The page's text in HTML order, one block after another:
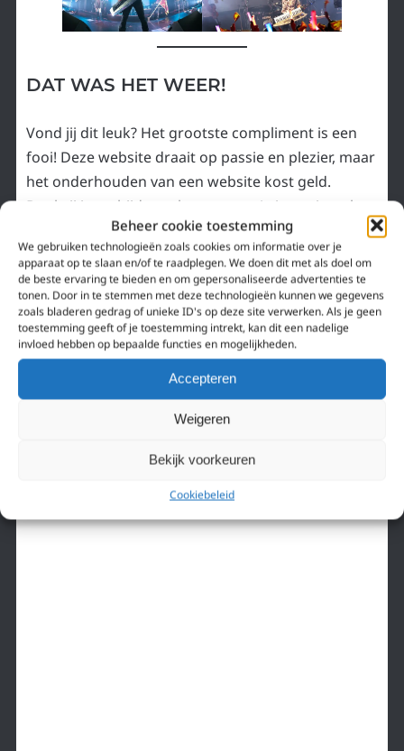
Beheer cookie toestemming
We gebruiken technologieën zoals cookies om informatie over je
apparaat op te slaan en/of te raadplegen. We doen dit met als doel om
de beste ervaring te bieden en om gepersonaliseerde advertenties te
tonen. Door in te stemmen met deze technologieën kunnen we gegevens
zoals bladeren gedrag of unieke ID's op deze site verwerken. Als je geen
toestemming geeft of je toestemming intrekt, kan dit een nadelige
invloed hebben op bepaalde functies en mogelijkheden.
Accepteren
Weigeren
Bekijk voorkeuren
Cookiebeleid
DAT WAS HET WEER!
Vond jij dit leuk? Het grootste compliment is een
fooi! Deze website draait op passie en plezier, maar
het onderhouden van een website kost geld.
Dankzij jouw bijdrage kunnen we Animeazing.nl
elke dag ietsje beter maken. Dankjewel o((>ω< ))o
Like onzeFacebook paginaof volg onsTwitter.
Wil je nog iets kwijt? Reageer hier beneden!
« Jujutsu Kaisen 0 vanaf 31 maart Singer-Songwriter Eve maakt live
action, anime en muziek op
WIL JE IETS KWIJT?